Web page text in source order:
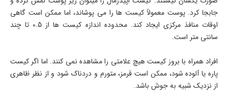
جابجا کرد. پوست معمولاً کیست ها را می پوشاند، اما ممکن است گاهی
اوقات منافذ مرکزی ایجاد کند. محدوده اندازه کیست ها از 0.5 تا چند
سانتی متر است.
افراد همراه با بروز کیست هیچ علامتی را مشاهده نمی کنند. اما اگر کیست
پاره یا آلوده شود، ممکن است قرمز، متورم و دردناک شود و از نظر ظاهری
از نزدیک شبیه به جوش باشد.